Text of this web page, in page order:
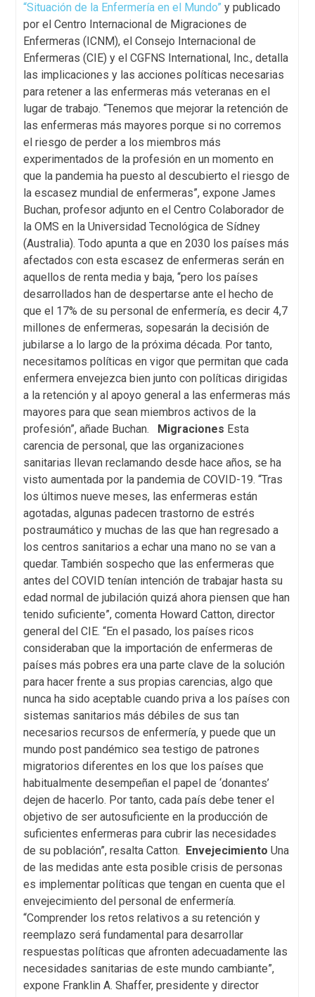
“Situación de la Enfermería en el Mundo” y publicado
por el Centro Internacional de Migraciones de
Enfermeras (ICNM), el Consejo Internacional de
Enfermeras (CIE) y el CGFNS International, Inc., detalla
las implicaciones y las acciones políticas necesarias
para retener a las enfermeras más veteranas en el
lugar de trabajo. “Tenemos que mejorar la retención de
las enfermeras más mayores porque si no corremos
el riesgo de perder a los miembros más
experimentados de la profesión en un momento en
que la pandemia ha puesto al descubierto el riesgo de
la escasez mundial de enfermeras”, expone James
Buchan, profesor adjunto en el Centro Colaborador de
la OMS en la Universidad Tecnológica de Sídney
(Australia). Todo apunta a que en 2030 los países más
afectados con esta escasez de enfermeras serán en
aquellos de renta media y baja, “pero los países
desarrollados han de despertarse ante el hecho de
que el 17% de su personal de enfermería, es decir 4,7
millones de enfermeras, sopesarán la decisión de
jubilarse a lo largo de la próxima década. Por tanto,
necesitamos políticas en vigor que permitan que cada
enfermera envejezca bien junto con políticas dirigidas
a la retención y al apoyo general a las enfermeras más
mayores para que sean miembros activos de la
profesión”, añade Buchan. Migraciones Esta
carencia de personal, que las organizaciones
sanitarias llevan reclamando desde hace años, se ha
visto aumentada por la pandemia de COVID-19. “Tras
los últimos nueve meses, las enfermeras están
agotadas, algunas padecen trastorno de estrés
postraumático y muchas de las que han regresado a
los centros sanitarios a echar una mano no se van a
quedar. También sospecho que las enfermeras que
antes del COVID tenían intención de trabajar hasta su
edad normal de jubilación quizá ahora piensen que han
tenido suficiente”, comenta Howard Catton, director
general del CIE. “En el pasado, los países ricos
consideraban que la importación de enfermeras de
países más pobres era una parte clave de la solución
para hacer frente a sus propias carencias, algo que
nunca ha sido aceptable cuando priva a los países con
sistemas sanitarios más débiles de sus tan
necesarios recursos de enfermería, y puede que un
mundo post pandémico sea testigo de patrones
migratorios diferentes en los que los países que
habitualmente desempeñan el papel de ‘donantes’
dejen de hacerlo. Por tanto, cada país debe tener el
objetivo de ser autosuficiente en la producción de
suficientes enfermeras para cubrir las necesidades
de su población”, resalta Catton. Envejecimiento Una
de las medidas ante esta posible crisis de personas
es implementar políticas que tengan en cuenta que el
envejecimiento del personal de enfermería.
“Comprender los retos relativos a su retención y
reemplazo será fundamental para desarrollar
respuestas políticas que afronten adecuadamente las
necesidades sanitarias de este mundo cambiante”,
expone Franklin A. Shaffer, presidente y director